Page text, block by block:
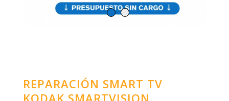
REPARACIÓN SMART TV
KODAK SMARTVISION,